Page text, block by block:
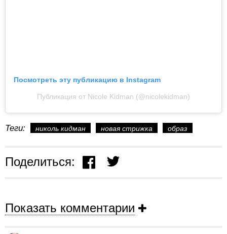
Посмотреть эту публикацию в Instagram
Публикация от Nicole Kidman (@nicolekidman)
Теги: николь кидман новая стрижка образ
Поделиться:
Показать комментарии